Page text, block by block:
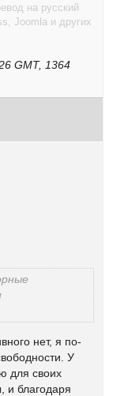
на русский
Joomla и других
GMT, 1364
нет, я по-
У
для своих
и благодаря